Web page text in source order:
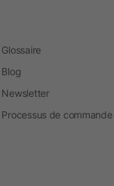
Glossaire
Blog
Newsletter
Processus de commande